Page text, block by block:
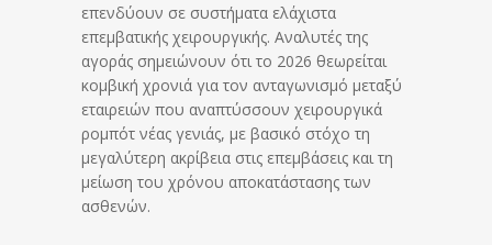
επενδύουν σε συστήματα ελάχιστα
επεμβατικής χειρουργικής. Αναλυτές της
αγοράς σημειώνουν ότι το 2026 θεωρείται
κομβική χρονιά για τον ανταγωνισμό μεταξύ
εταιρειών που αναπτύσσουν χειρουργικά
ρομπότ νέας γενιάς, με βασικό στόχο τη
μεγαλύτερη ακρίβεια στις επεμβάσεις και τη
μείωση του χρόνου αποκατάστασης των
ασθενών.